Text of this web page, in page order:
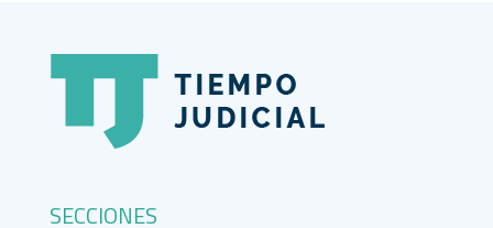
SECCIONES